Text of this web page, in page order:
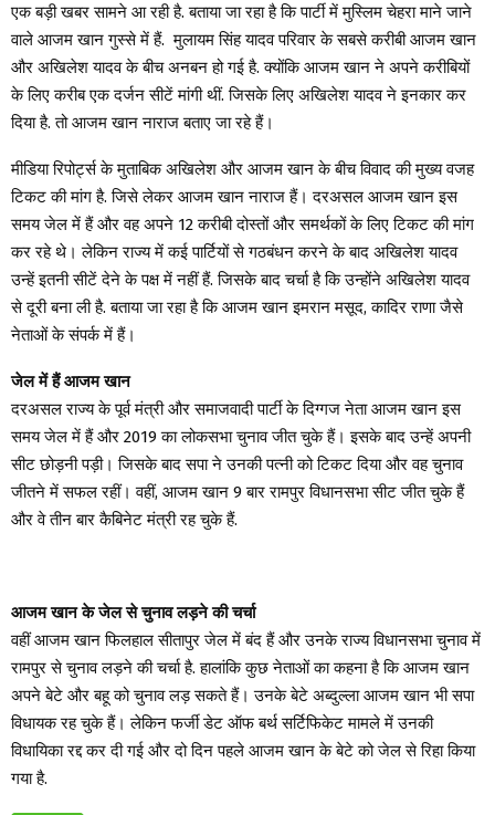
एक बड़ी खबर सामने आ रही है. बताया जा रहा है कि पार्टी में मुस्लिम चेहरा माने जाने
वाले आजम खान गुस्से में हैं. मुलायम सिंह यादव परिवार के सबसे करीबी आजम खान
और अखिलेश यादव के बीच अनबन हो गई है. क्योंकि आजम खान ने अपने करीबियों
के लिए करीब एक दर्जन सीटें मांगी थीं. जिसके लिए अखिलेश यादव ने इनकार कर
दिया है. तो आजम खान नाराज बताए जा रहे हैं।
मीडिया रिपोर्ट्स के मुताबिक अखिलेश और आजम खान के बीच विवाद की मुख्य वजह
टिकट की मांग है. जिसे लेकर आजम खान नाराज हैं। दरअसल आजम खान इस
समय जेल में हैं और वह अपने 12 करीबी दोस्तों और समर्थकों के लिए टिकट की मांग
कर रहे थे। लेकिन राज्य में कई पार्टियों से गठबंधन करने के बाद अखिलेश यादव
उन्हें इतनी सीटें देने के पक्ष में नहीं हैं. जिसके बाद चर्चा है कि उन्होंने अखिलेश यादव
से दूरी बना ली है. बताया जा रहा है कि आजम खान इमरान मसूद, कादिर राणा जैसे
नेताओं के संपर्क में हैं।
जेल में हैं आजम खान
दरअसल राज्य के पूर्व मंत्री और समाजवादी पार्टी के दिग्गज नेता आजम खान इस
समय जेल में हैं और 2019 का लोकसभा चुनाव जीत चुके हैं। इसके बाद उन्हें अपनी
सीट छोड़नी पड़ी। जिसके बाद सपा ने उनकी पत्नी को टिकट दिया और वह चुनाव
जीतने में सफल रहीं। वहीं, आजम खान 9 बार रामपुर विधानसभा सीट जीत चुके हैं
और वे तीन बार कैबिनेट मंत्री रह चुके हैं.
आजम खान के जेल से चुनाव लड़ने की चर्चा
वहीं आजम खान फिलहाल सीतापुर जेल में बंद हैं और उनके राज्य विधानसभा चुनाव में
रामपुर से चुनाव लड़ने की चर्चा है. हालांकि कुछ नेताओं का कहना है कि आजम खान
अपने बेटे और बहू को चुनाव लड़ सकते हैं। उनके बेटे अब्दुल्ला आजम खान भी सपा
विधायक रह चुके हैं। लेकिन फर्जी डेट ऑफ बर्थ सर्टिफिकेट मामले में उनकी
विधायिका रद्द कर दी गई और दो दिन पहले आजम खान के बेटे को जेल से रिहा किया
गया है.